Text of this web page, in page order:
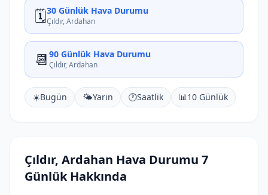
🗓️30 Günlük Hava Durumu
Çıldır, Ardahan
📆 90 Günlük Hava Durumu
Çıldır, Ardahan
☀️Bugün 🌤️Yarın 🕐Saatlik 📊10 Günlük
Çıldır, Ardahan Hava Durumu 7
Günlük Hakkında